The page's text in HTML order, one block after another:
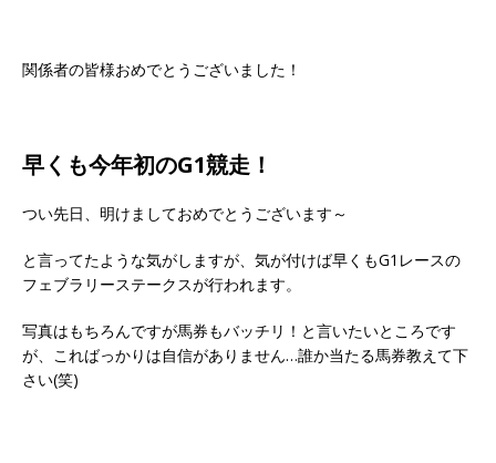
関係者の皆様おめでとうございました！
早くも今年初のG1競走！
つい先日、明けましておめでとうございます～
と言ってたような気がしますが、気が付けば早くもG1レースの
フェブラリーステークスが行われます。
写真はもちろんですが馬券もバッチリ！と言いたいところです
が、こればっかりは自信がありません…誰か当たる馬券教えて下
さい(笑)